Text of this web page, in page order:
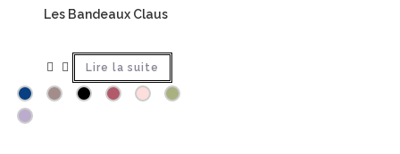
Les Bandeaux Claus
Lire la suite